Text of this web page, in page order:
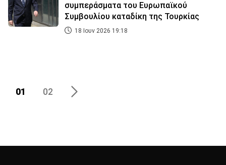
συμπεράσματα του Ευρωπαϊκού
Συμβουλίου καταδίκη της Τουρκίας
18 Ιουν 2026 19:18
01 02